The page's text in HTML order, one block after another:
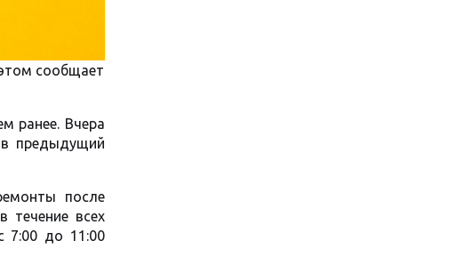
сообщает
ранее. Вчера
предыдущий
после
течение всех
7:00 до 11:00